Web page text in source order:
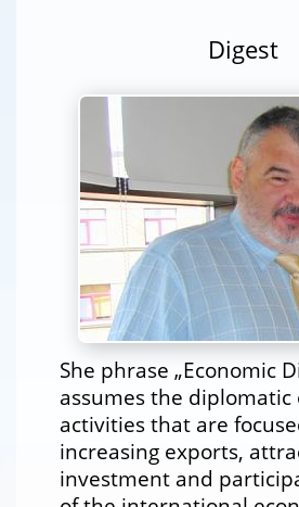
Digest
She phrase „Economic
assumes the diplomatic
activities that are
increasing exports,
investment and